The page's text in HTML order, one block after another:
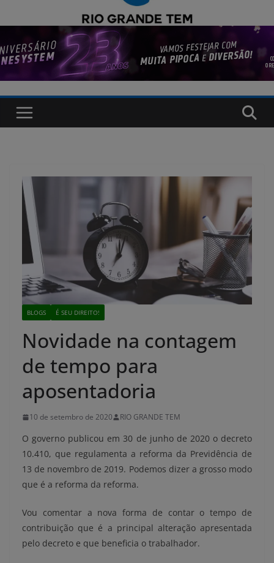
BLOGS É SEU DIREITO!
Novidade na contagem
de tempo para
aposentadoria
10 de setembro de 2020 RIO GRANDE TEM
O governo publicou em 30 de junho de 2020 o decreto
10.410, que regulamenta a reforma da Previdência de
13 de novembro de 2019. Podemos dizer a grosso modo
que é a reforma da reforma.
Vou comentar a nova forma de contar o tempo de
contribuição que é a principal alteração apresentada
pelo decreto e que beneficia o trabalhador.